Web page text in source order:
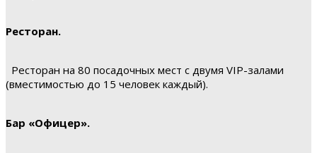
Ресторан.
Ресторан на 80 посадочных мест с двумя VIP-залами
(вместимостью до 15 человек каждый).
Бар «Офицер».